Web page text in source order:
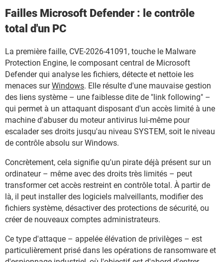
Failles Microsoft Defender : le contrôle
total d'un PC
La première faille, CVE-2026-41091, touche le Malware
Protection Engine, le composant central de Microsoft
Defender qui analyse les fichiers, détecte et nettoie les
menaces surWindows. Elle résulte d'une mauvaise gestion
des liens système – une faiblesse dite de "link following" –
qui permet à un attaquant disposant d'un accès limité à une
machine d'abuser du moteur antivirus lui-même pour
escalader ses droits jusqu'au niveau SYSTEM, soit le niveau
de contrôle absolu sur Windows.
Concrètement, cela signifie qu'un pirate déjà présent sur un
ordinateur – même avec des droits très limités – peut
transformer cet accès restreint en contrôle total. À partir de
là, il peut installer des logiciels malveillants, modifier des
fichiers système, désactiver des protections de sécurité, ou
créer de nouveaux comptes administrateurs.
Ce type d'attaque – appelée élévation de privilèges – est
particulièrement prisé dans les opérations de ransomware et